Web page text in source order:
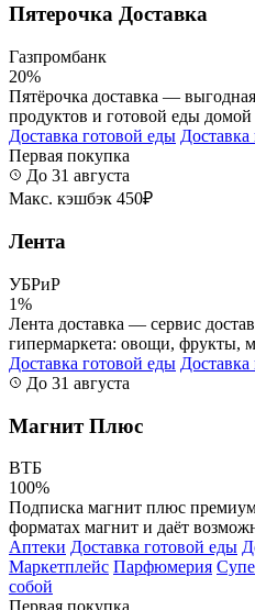
Пятерочка Доставка
Газпромбанк
20%
Пятёрочка доставка —
продуктов и готовой еды домой
Доставка готовой еды Доставка
Первая покупка
До 31 августа
Макс. кэшбэк 450₽
Лента
УБРиР
1%
Лента доставка — сервис
гипермаркета: овощи, фрукты,
Доставка готовой еды Доставка
До 31 августа
Магнит Плюс
ВТБ
100%
Подписка магнит плюс
форматах магнит и даёт
Аптеки Доставка готовой еды
Маркетплейс Парфюмерия
собой